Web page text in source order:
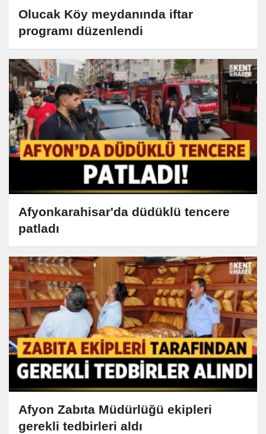
Olucak Köy meydanında iftar
programı düzenlendi
Afyonkarahisar'da düdüklü tencere
patladı
Afyon Zabıta Müdürlüğü ekipleri
gerekli tedbirleri aldı